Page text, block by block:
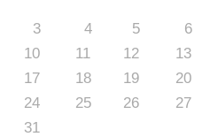
3
4 5 6
10
11 12 13
17
18 19 20
24
25 26 27
31